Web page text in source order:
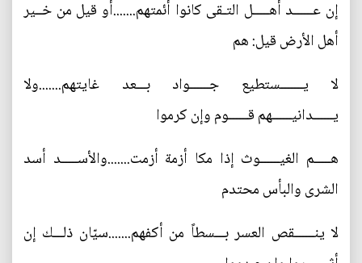
إن عــــــد أهـــــل التـقى كانوا أئمتهم.......أو قيل من خــير
أهل الأرض قيل: هم
لا يـــــــستطيع جــــــواد بـــعد غايتهم.......ولا
يــــــدانيــــــهم قــــــوم وإن كرموا
هـــــم الغيــــــوث إذا مكا أزمة أزمت.......والأســـــد أسد
الشرى والبأس محتدم
لا ينــــــقص العسر بـــسطاً من أكفهم.......سيّان ذلـــك إن